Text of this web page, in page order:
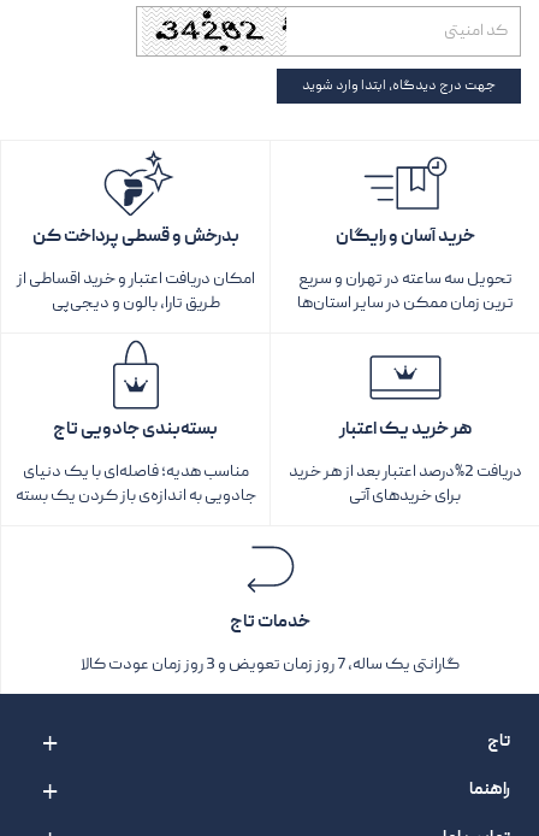
جهت درج دیدگاه، ابتدا وارد شوید
خرید آسان و رایگان
تحویل سه ساعته در تهران و سریع
ترین زمان ممکن در سایر استان‌ها
بدرخش و قسطی پرداخت کن
امکان دریافت اعتبار و خرید اقساطی از
طریق تارا، بالون و دیجی‌پی
هر خرید یک اعتبار
دریافت 2%درصد اعتبار بعد از هر خرید
برای خریدهای آتی
بسته‌بندی جادویی تاج
مناسب هدیه؛ فاصله‌ای با یک دنیای
جادویی به اندازه‌ی باز کردن یک بسته‌
خدمات تاج
گارانتی یک ساله، 7 روز زمان تعویض و 3 روز زمان عودت کالا
تاج
راهنما